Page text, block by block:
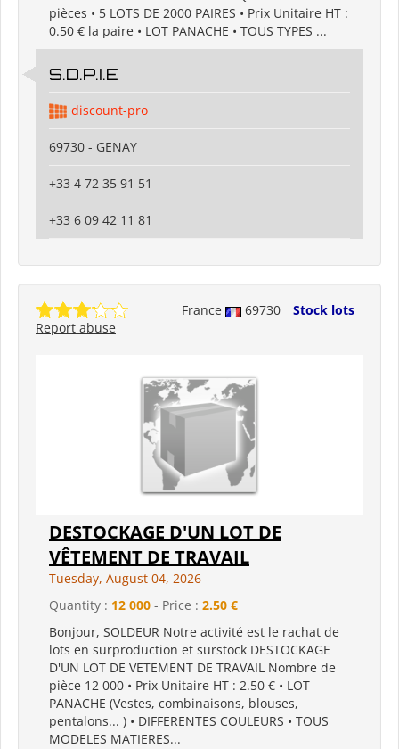
pièces • 5 LOTS DE 2000 PAIRES • Prix Unitaire HT :
0.50 € la paire • LOT PANACHE • TOUS TYPES ...
S.D.P.I.E
discount-pro
69730 - GENAY
+33 4 72 35 91 51
+33 6 09 42 11 81
France 69730
Stock lots
Report abuse
DESTOCKAGE D'UN LOT DE
VÊTEMENT DE TRAVAIL
Tuesday, August 04, 2026
Quantity : 12 000 - Price : 2.50 €
Bonjour, SOLDEUR Notre activité est le rachat de
lots en surproduction et surstock DESTOCKAGE
D'UN LOT DE VETEMENT DE TRAVAIL Nombre de
pièce 12 000 • Prix Unitaire HT : 2.50 € • LOT
PANACHE (Vestes, combinaisons, blouses,
pentalons... ) • DIFFERENTES COULEURS • TOUS
MODELES MATIERES...